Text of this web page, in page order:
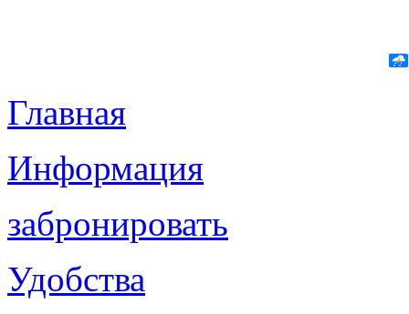
Главная
Информация
забронировать
Удобства